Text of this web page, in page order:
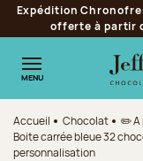
Aller à la navigation
Aller au contenu
Aller au pied de page
Expédition
offerte à partir
MENU
Accueil Chocolat
✏️ A
Boite carrée bleue 32
personnalisation